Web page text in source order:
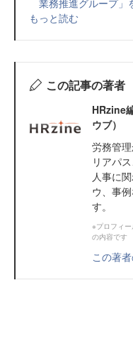
もっと読む
この記事の著者
HRzine
ウブ）
労務管
リアパ
人事に
ウ、事
す。
※プロフィ
の内容です
この著